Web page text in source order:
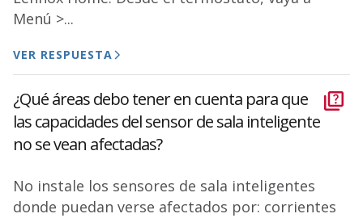
Menú >...
VER RESPUESTA
¿Qué áreas debo tener en cuenta para que
las capacidades del sensor de sala inteligente
no se vean afectadas?
No instale los sensores de sala inteligentes
donde puedan verse afectados por: corrientes